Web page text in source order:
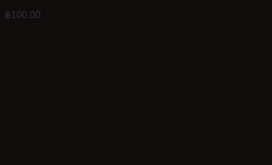
฿100.00